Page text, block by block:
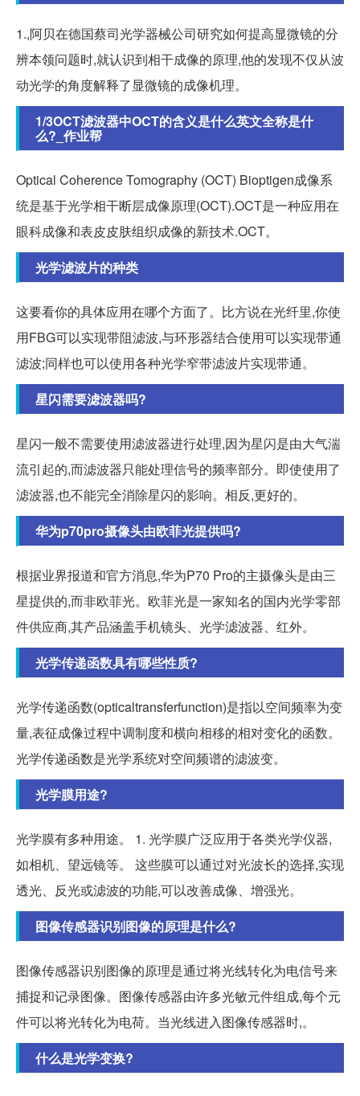
1.,阿贝在德国蔡司光学器械公司研究如何提高显微镜的分
辨本领问题时,就认识到相干成像的原理,他的发现不仅从波
动光学的角度解释了显微镜的成像机理。
1/3OCT滤波器中OCT的含义是什么英文全称是什
么?_作业帮
Optical Coherence Tomography (OCT) Bioptigen成像系
统是基于光学相干断层成像原理(OCT).OCT是一种应用在
眼科成像和表皮皮肤组织成像的新技术.OCT。
光学滤波片的种类
这要看你的具体应用在哪个方面了。比方说在光纤里,你使
用FBG可以实现带阻滤波,与环形器结合使用可以实现带通
滤波;同样也可以使用各种光学窄带滤波片实现带通。
星闪需要滤波器吗?
星闪一般不需要使用滤波器进行处理,因为星闪是由大气湍
流引起的,而滤波器只能处理信号的频率部分。即使使用了
滤波器,也不能完全消除星闪的影响。相反,更好的。
华为p70pro摄像头由欧菲光提供吗?
根据业界报道和官方消息,华为P70 Pro的主摄像头是由三
星提供的,而非欧菲光。欧菲光是一家知名的国内光学零部
件供应商,其产品涵盖手机镜头、光学滤波器、红外。
光学传递函数具有哪些性质?
光学传递函数(opticaltransferfunction)是指以空间频率为变
量,表征成像过程中调制度和横向相移的相对变化的函数。
光学传递函数是光学系统对空间频谱的滤波变。
光学膜用途?
光学膜有多种用途。 1. 光学膜广泛应用于各类光学仪器,
如相机、望远镜等。 这些膜可以通过对光波长的选择,实现
透光、反光或滤波的功能,可以改善成像、增强光。
图像传感器识别图像的原理是什么?
图像传感器识别图像的原理是通过将光线转化为电信号来
捕捉和记录图像。图像传感器由许多光敏元件组成,每个元
件可以将光转化为电荷。当光线进入图像传感器时,。
什么是光学变换?